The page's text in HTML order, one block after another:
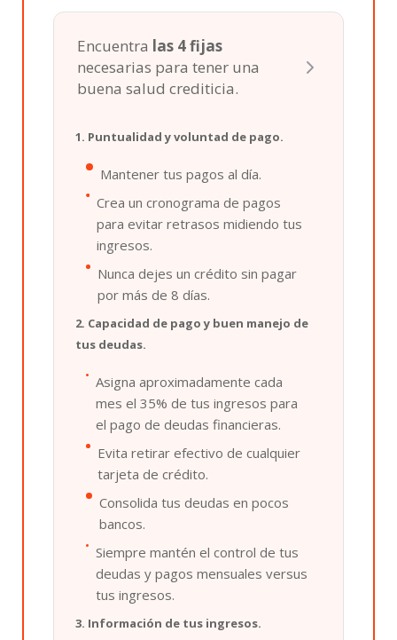
Encuentra las 4 fijas
necesarias para tener una
buena salud crediticia.
1. Puntualidad y voluntad de pago.
Mantener tus pagos al día.
Crea un cronograma de pagos
para evitar retrasos midiendo tus
ingresos.
Nunca dejes un crédito sin pagar
por más de 8 días.
2. Capacidad de pago y buen manejo de
tus deudas.
Asigna aproximadamente cada
mes el 35% de tus ingresos para
el pago de deudas financieras.
Evita retirar efectivo de cualquier
tarjeta de crédito.
Consolida tus deudas en pocos
bancos.
Siempre mantén el control de tus
deudas y pagos mensuales versus
tus ingresos.
3. Información de tus ingresos.